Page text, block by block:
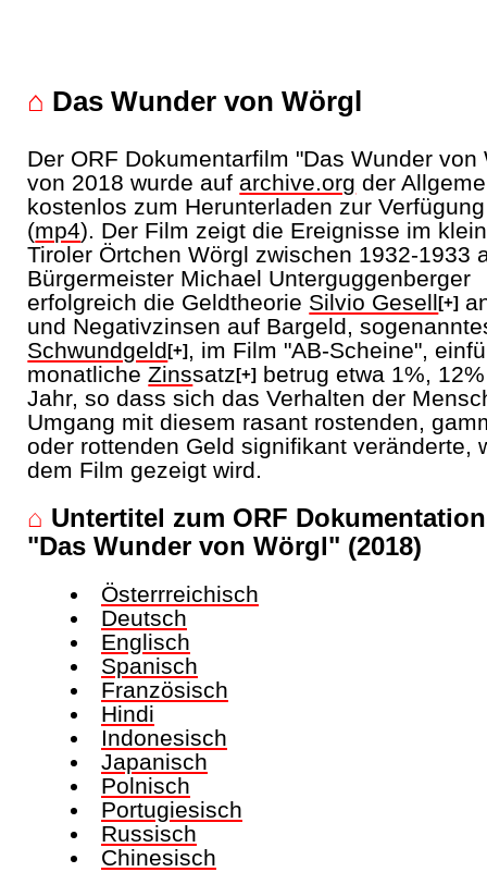
⌂ Das Wunder von Wörgl
Der ORF Dokumentarfilm "Das Wunder von
von 2018 wurde auf archive.org der
kostenlos zum Herunterladen zur
(mp4). Der Film zeigt die Ereignisse im
Tiroler Örtchen Wörgl zwischen 1932-1933
Bürgermeister Michael Unterguggenberger
erfolgreich die Geldtheorie Silvio Gesell[+]
und Negativzinsen auf Bargeld,
Schwundgeld[+], im Film "AB-Scheine",
monatlicheZinssatz[+] betrug etwa 1%,
Jahr, so dass sich das Verhalten der
Umgang mit diesem rasant rostenden,
oder rottenden Geld signifikant veränderte,
dem Film gezeigt wird.
⌂ Untertitel zum ORF
"Das Wunder von Wörgl" (2018)
Österrreichisch
Deutsch
Englisch
Spanisch
Französisch
Hindi
Indonesisch
Japanisch
Polnisch
Portugiesisch
Russisch
Chinesisch